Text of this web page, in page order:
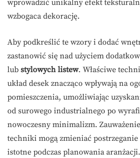
wprowadzić unikalny efekt
wzbogaca dekorację.
Aby podkreślić te wzory i dodać
zastanowić się nad użyciem
lub stylowych listew. Właściwe
układ desek znacząco wpływają na
pomieszczenia, umożliwiając
od surowego industrialnego po
nowoczesny minimalizm.
techniki mogą zmieniać
istotne podczas planowania aranżacji.